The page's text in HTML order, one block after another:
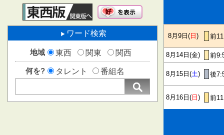
ワード検索
地域 東西 関東 関西
何を? タレント 番組名
8月9日(日 ) 前
8月14日(金) 前
8月15日(土) 後
8月16日( 日 ) 前